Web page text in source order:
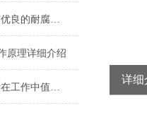
耐硫耐腐压力表具有优良的耐腐蚀性能
原理详细介绍
超高压活塞式压力计在工作中值得注意的一些提示情况
详细